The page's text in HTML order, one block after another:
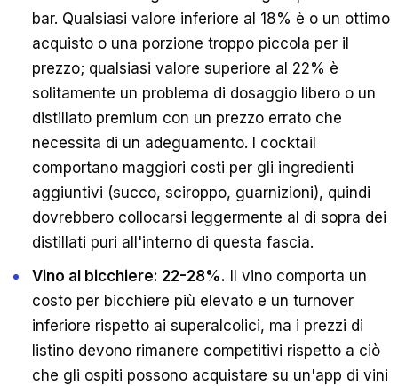
bar. Qualsiasi valore inferiore al 18% è o un ottimo
acquisto o una porzione troppo piccola per il
prezzo; qualsiasi valore superiore al 22% è
solitamente un problema di dosaggio libero o un
distillato premium con un prezzo errato che
necessita di un adeguamento. I cocktail
comportano maggiori costi per gli ingredienti
aggiuntivi (succo, sciroppo, guarnizioni), quindi
dovrebbero collocarsi leggermente al di sopra dei
distillati puri all'interno di questa fascia.
Vino al bicchiere: 22-28%. Il vino comporta un
costo per bicchiere più elevato e un turnover
inferiore rispetto ai superalcolici, ma i prezzi di
listino devono rimanere competitivi rispetto a ciò
che gli ospiti possono acquistare su un'app di vini